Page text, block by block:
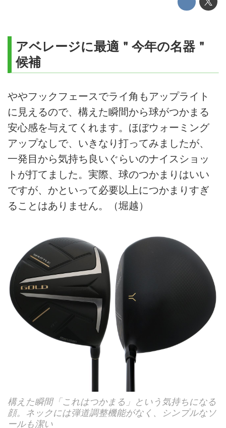
アベレージに最適＂今年の名器＂
候補
ややフックフェースでライ角もアップライト
に見えるので、構えた瞬間から球がつかまる
安心感を与えてくれます。ほぼウォーミング
アップなしで、いきなり打ってみましたが、
一発目から気持ち良いぐらいのナイスショッ
トが打てました。実際、球のつかまりはいい
ですが、かといって必要以上につかまりすぎ
ることはありません。（堀越）
構えた瞬間「これはつかまる」という気持ちになる
顔。ネックには弾道調整機能がなく、シンプルなソ
ールも潔い